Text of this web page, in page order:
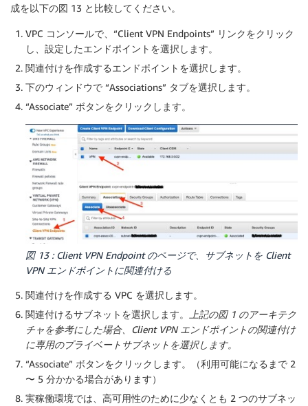
成を以下の図 13 と比較してください。
VPC コンソールで、“Client VPN Endpoints” リンクをクリック
し、設定したエンドポイントを選択します。
関連付けを作成するエンドポイントを選択します。
下のウィンドウで “Associations” タブを選択します。
“Associate” ボタンをクリックします。
図 13 : Client VPN Endpoint のページで、サブネットを Client
VPN エンドポイントに関連付ける
関連付けを作成する VPC を選択します。
関連付けるサブネットを選択します。
上記の図 1 のアーキテク
チャを参考にした場合、Client VPN エンドポイントの関連付け
に専用のプライベートサブネットを選択します。
“Associate” ボタンをクリックします。（利用可能になるまで 2
〜 5 分かかる場合があります）
実稼働環境では、高可用性のために少なくとも 2 つのサブネッ